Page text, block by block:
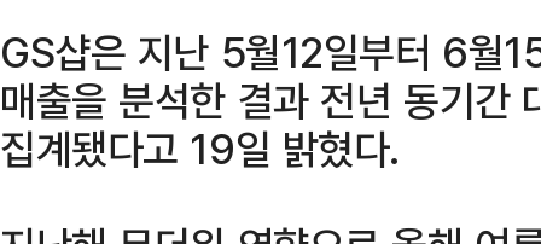
GS샵은 지난 5월12일부터 6월
매출을 분석한 결과 전년 동기간
집계됐다고 19일 밝혔다.